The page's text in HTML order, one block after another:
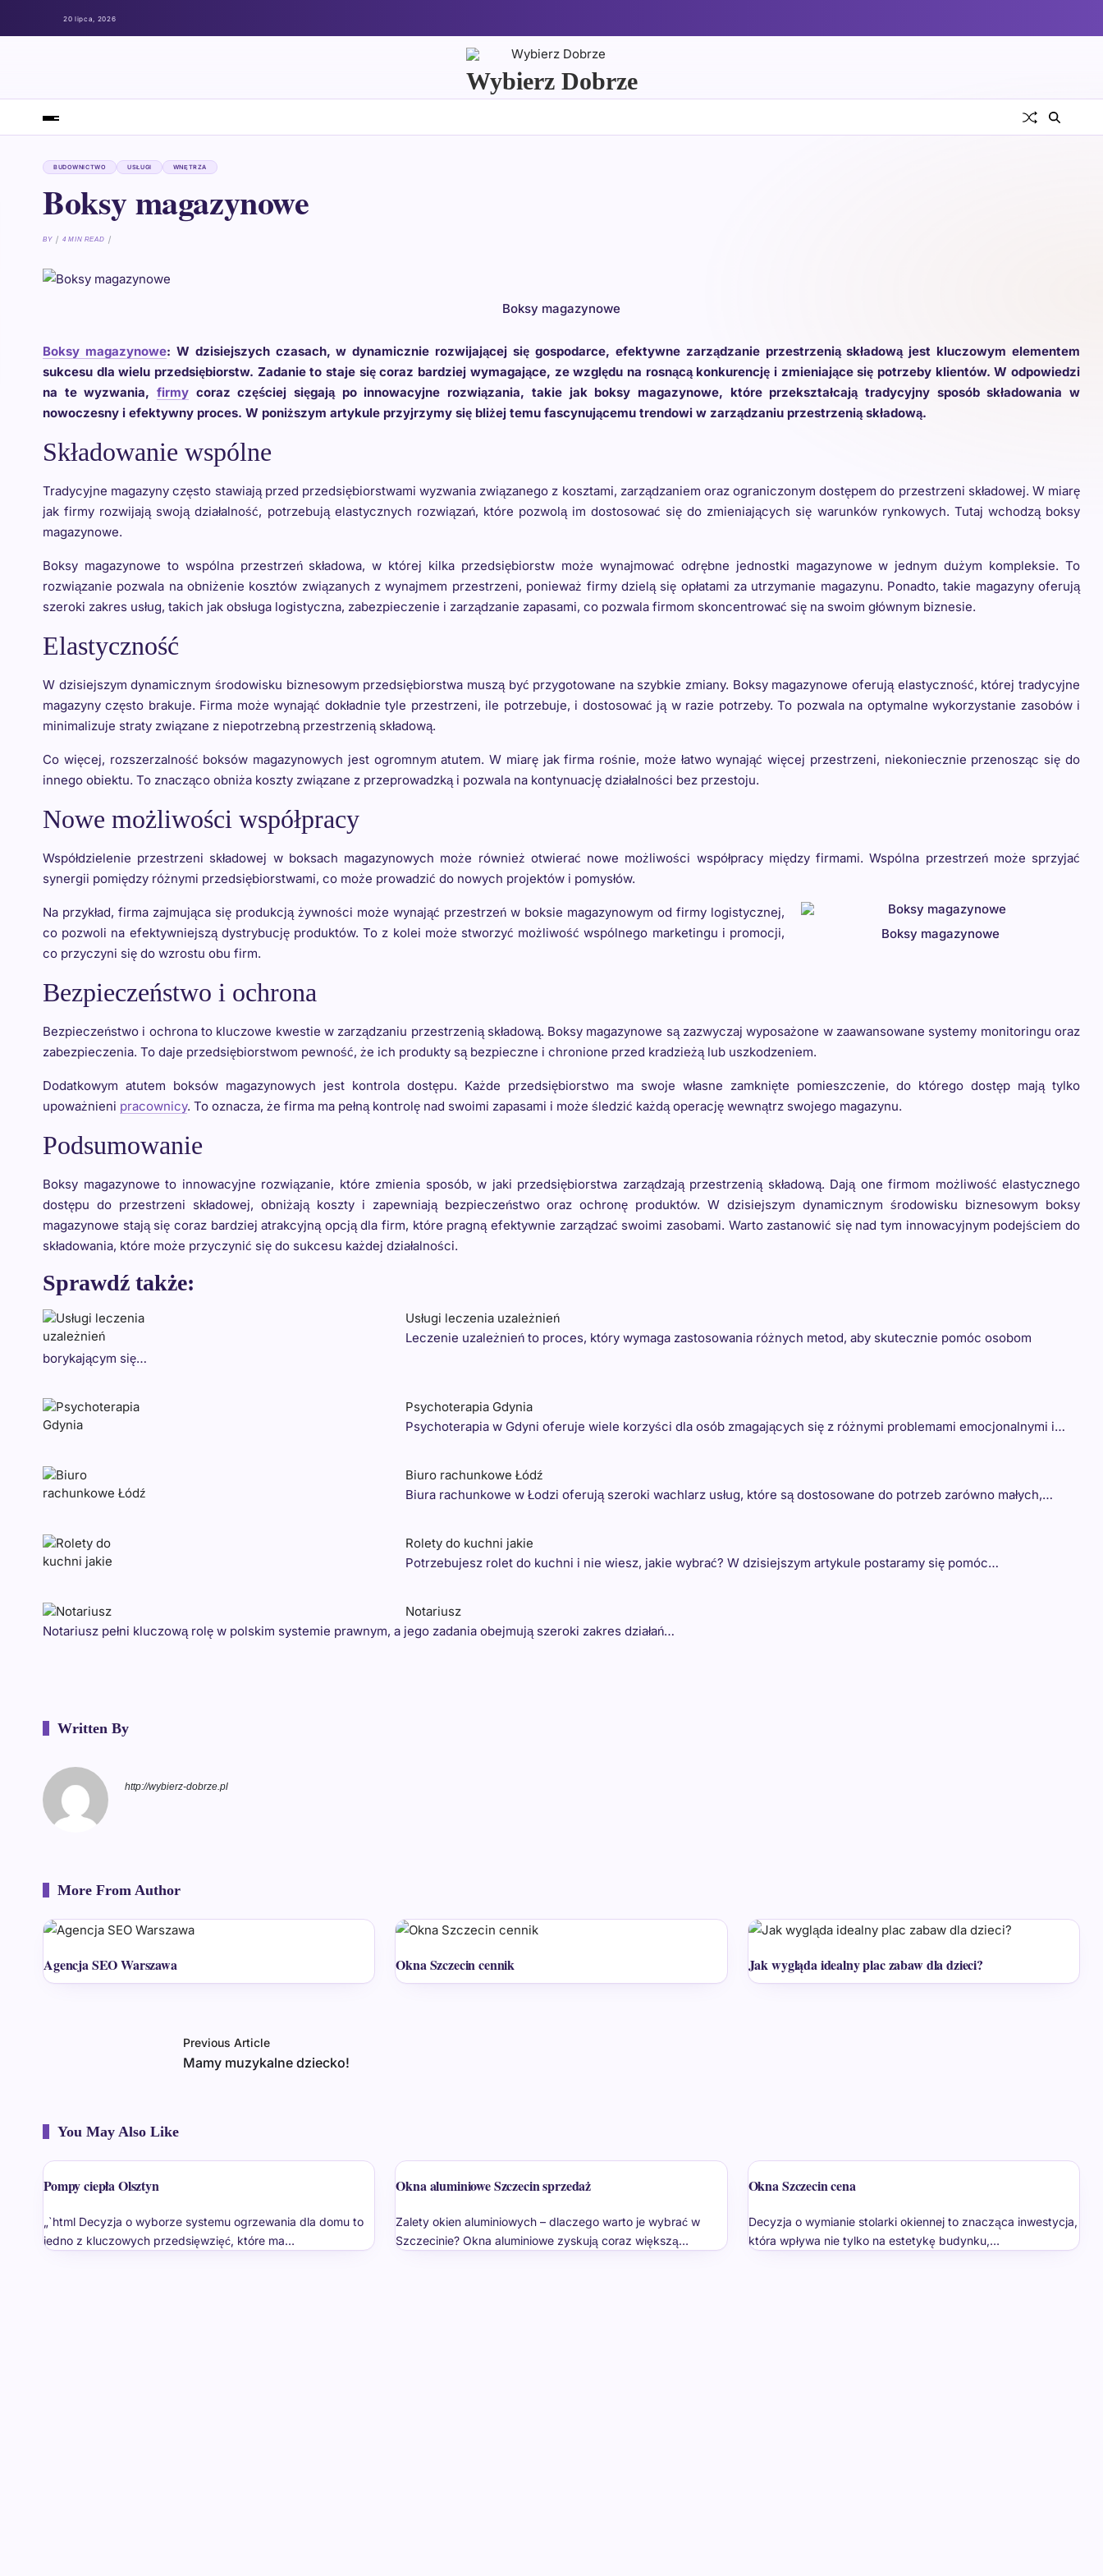
20 lipca, 2026
Wybierz Dobrze
BUDOWNICTWO USŁUGI WNĘTRZA
Boksy magazynowe
BY 4 MIN READ
Boksy magazynowe
Boksy magazynowe: W dzisiejszych czasach, w dynamicznie rozwijającej się gospodarce, efektywne zarządzanie przestrzenią składową jest kluczowym elementem
sukcesu dla wielu przedsiębiorstw. Zadanie to staje się coraz bardziej wymagające, ze względu na rosnącą konkurencję i zmieniające się potrzeby klientów. W odpowiedzi
na te wyzwania,firmy coraz częściej sięgają po innowacyjne rozwiązania, takie jak boksy magazynowe, które przekształcają tradycyjny sposób składowania w
nowoczesny i efektywny proces. W poniższym artykule przyjrzymy się bliżej temu fascynującemu trendowi w zarządzaniu przestrzenią składową.
Składowanie wspólne
Tradycyjne magazyny często stawiają przed przedsiębiorstwami wyzwania związanego z kosztami, zarządzaniem oraz ograniczonym dostępem do przestrzeni składowej. W miarę
jak firmy rozwijają swoją działalność, potrzebują elastycznych rozwiązań, które pozwolą im dostosować się do zmieniających się warunków rynkowych. Tutaj wchodzą boksy
magazynowe.
Boksy magazynowe to wspólna przestrzeń składowa, w której kilka przedsiębiorstw może wynajmować odrębne jednostki magazynowe w jednym dużym kompleksie. To
rozwiązanie pozwala na obniżenie kosztów związanych z wynajmem przestrzeni, ponieważ firmy dzielą się opłatami za utrzymanie magazynu. Ponadto, takie magazyny oferują
szeroki zakres usług, takich jak obsługa logistyczna, zabezpieczenie i zarządzanie zapasami, co pozwala firmom skoncentrować się na swoim głównym biznesie.
Elastyczność
W dzisiejszym dynamicznym środowisku biznesowym przedsiębiorstwa muszą być przygotowane na szybkie zmiany. Boksy magazynowe oferują elastyczność, której tradycyjne
magazyny często brakuje. Firma może wynająć dokładnie tyle przestrzeni, ile potrzebuje, i dostosować ją w razie potrzeby. To pozwala na optymalne wykorzystanie zasobów i
minimalizuje straty związane z niepotrzebną przestrzenią składową.
Co więcej, rozszerzalność boksów magazynowych jest ogromnym atutem. W miarę jak firma rośnie, może łatwo wynająć więcej przestrzeni, niekoniecznie przenosząc się do
innego obiektu. To znacząco obniża koszty związane z przeprowadzką i pozwala na kontynuację działalności bez przestoju.
Nowe możliwości współpracy
Współdzielenie przestrzeni składowej w boksach magazynowych może również otwierać nowe możliwości współpracy między firmami. Wspólna przestrzeń może sprzyjać
synergii pomiędzy różnymi przedsiębiorstwami, co może prowadzić do nowych projektów i pomysłów.
Boksy magazynowe
Na przykład, firma zajmująca się produkcją żywności może wynająć przestrzeń w boksie magazynowym od firmy logistycznej,
co pozwoli na efektywniejszą dystrybucję produktów. To z kolei może stworzyć możliwość wspólnego marketingu i promocji,
co przyczyni się do wzrostu obu firm.
Bezpieczeństwo i ochrona
Bezpieczeństwo i ochrona to kluczowe kwestie w zarządzaniu przestrzenią składową. Boksy magazynowe są zazwyczaj wyposażone w zaawansowane systemy monitoringu oraz
zabezpieczenia. To daje przedsiębiorstwom pewność, że ich produkty są bezpieczne i chronione przed kradzieżą lub uszkodzeniem.
Dodatkowym atutem boksów magazynowych jest kontrola dostępu. Każde przedsiębiorstwo ma swoje własne zamknięte pomieszczenie, do którego dostęp mają tylko
upoważnieni pracownicy. To oznacza, że firma ma pełną kontrolę nad swoimi zapasami i może śledzić każdą operację wewnątrz swojego magazynu.
Podsumowanie
Boksy magazynowe to innowacyjne rozwiązanie, które zmienia sposób, w jaki przedsiębiorstwa zarządzają przestrzenią składową. Dają one firmom możliwość elastycznego
dostępu do przestrzeni składowej, obniżają koszty i zapewniają bezpieczeństwo oraz ochronę produktów. W dzisiejszym dynamicznym środowisku biznesowym boksy
magazynowe stają się coraz bardziej atrakcyjną opcją dla firm, które pragną efektywnie zarządzać swoimi zasobami. Warto zastanowić się nad tym innowacyjnym podejściem do
składowania, które może przyczynić się do sukcesu każdej działalności.
Sprawdź także:
Usługi leczenia uzależnień
Leczenie uzależnień to proces, który wymaga zastosowania różnych metod, aby skutecznie pomóc osobom
borykającym się…
Psychoterapia Gdynia
Psychoterapia w Gdyni oferuje wiele korzyści dla osób zmagających się z różnymi problemami emocjonalnymi i…
Biuro rachunkowe Łódź
Biura rachunkowe w Łodzi oferują szeroki wachlarz usług, które są dostosowane do potrzeb zarówno małych,…
Rolety do kuchni jakie
Potrzebujesz rolet do kuchni i nie wiesz, jakie wybrać? W dzisiejszym artykule postaramy się pomóc…
Notariusz
Notariusz pełni kluczową rolę w polskim systemie prawnym, a jego zadania obejmują szeroki zakres działań…
Written By
http://wybierz-dobrze.pl
More From Author
Agencja SEO Warszawa Okna Szczecin cennik Jak wygląda idealny plac zabaw dla dzieci?
Previous Article
Mamy muzykalne dziecko!
You May Also Like
Pompy ciepła Olsztyn
„`html Decyzja o wyborze systemu ogrzewania dla domu to
jedno z kluczowych przedsięwzięć, które ma…
Okna aluminiowe Szczecin sprzedaż
Zalety okien aluminiowych – dlaczego warto je wybrać w
Szczecinie? Okna aluminiowe zyskują coraz większą…
Okna Szczecin cena
Decyzja o wymianie stolarki okiennej to znacząca inwestycja,
która wpływa nie tylko na estetykę budynku,…